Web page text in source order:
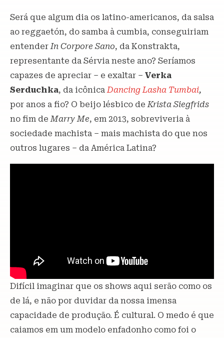
Será que algum dia os latino-americanos, da salsa
ao reggaetón, do samba à cumbia, conseguiriam
entenderIn Corpore Sano, da Konstrakta,
representante da Sérvia neste ano? Seríamos
capazes de apreciar – e exaltar – Verka
Serduchka, da icônicaDancing Lasha Tumbai,
por anos a fio? O beijo lésbico deKrista Siegfrids
no fim deMarry Me, em 2013, sobreviveria à
sociedade machista – mais machista do que nos
outros lugares – da América Latina?
Difícil imaginar que os shows aqui serão como os
de lá, e não por duvidar da nossa imensa
capacidade de produção. É cultural. O medo é que
caiamos em um modelo enfadonho como foi o